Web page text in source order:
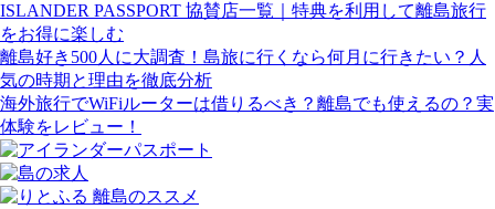
ISLANDER PASSPORT 協賛店一覧｜特典を利用して離島旅行
をお得に楽しむ
離島好き500人に大調査！島旅に行くなら何月に行きたい？人
気の時期と理由を徹底分析
海外旅行でWiFiルーターは借りるべき？離島でも使えるの？実
体験をレビュー！